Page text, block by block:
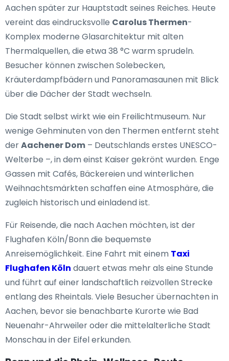
Aachen später zur Hauptstadt seines Reiches. Heute
vereint das eindrucksvolle Carolus Thermen-
Komplex moderne Glasarchitektur mit alten
Thermalquellen, die etwa 38 °C warm sprudeln.
Besucher können zwischen Solebecken,
Kräuterdampfbädern und Panoramasaunen mit Blick
über die Dächer der Stadt wechseln.
Die Stadt selbst wirkt wie ein Freilichtmuseum. Nur
wenige Gehminuten von den Thermen entfernt steht
derAachener Dom – Deutschlands erstes UNESCO-
Welterbe –, in dem einst Kaiser gekrönt wurden. Enge
Gassen mit Cafés, Bäckereien und winterlichen
Weihnachtsmärkten schaffen eine Atmosphäre, die
zugleich historisch und einladend ist.
Für Reisende, die nach Aachen möchten, ist der
Flughafen Köln/Bonn die bequemste
Anreisemöglichkeit. Eine Fahrt mit einem Taxi
Flughafen Köln dauert etwas mehr als eine Stunde
und führt auf einer landschaftlich reizvollen Strecke
entlang des Rheintals. Viele Besucher übernachten in
Aachen, bevor sie benachbarte Kurorte wie Bad
Neuenahr-Ahrweiler oder die mittelalterliche Stadt
Monschau in der Eifel erkunden.